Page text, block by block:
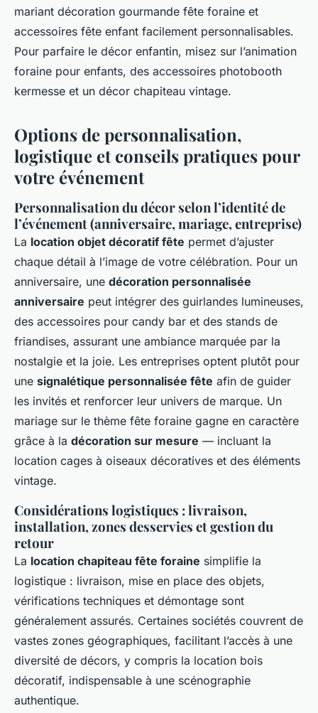
mariant décoration gourmande fête foraine et
accessoires fête enfant facilement personnalisables.
Pour parfaire le décor enfantin, misez sur l’animation
foraine pour enfants, des accessoires photobooth
kermesse et un décor chapiteau vintage.
Options de personnalisation,
logistique et conseils pratiques pour
votre événement
Personnalisation du décor selon l’identité de
l’événement (anniversaire, mariage, entreprise)
La location objet décoratif fête permet d’ajuster
chaque détail à l’image de votre célébration. Pour un
anniversaire, une décoration personnalisée
anniversaire peut intégrer des guirlandes lumineuses,
des accessoires pour candy bar et des stands de
friandises, assurant une ambiance marquée par la
nostalgie et la joie. Les entreprises optent plutôt pour
une signalétique personnalisée fête afin de guider
les invités et renforcer leur univers de marque. Un
mariage sur le thème fête foraine gagne en caractère
grâce à la décoration sur mesure — incluant la
location cages à oiseaux décoratives et des éléments
vintage.
Considérations logistiques : livraison,
installation, zones desservies et gestion du
retour
La location chapiteau fête foraine simplifie la
logistique : livraison, mise en place des objets,
vérifications techniques et démontage sont
généralement assurés. Certaines sociétés couvrent de
vastes zones géographiques, facilitant l’accès à une
diversité de décors, y compris la location bois
décoratif, indispensable à une scénographie
authentique.